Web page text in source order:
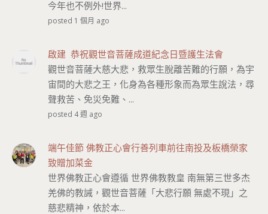
今年也不例外!世界...
posted 1 個月 ago
啟建 恭祝觀世音菩薩成道紀念日暨護生法會
觀世音菩薩大慈大悲，救眾生脫離苦難的行願，為宇
宙間的大悲之王，化身為各種形象而為眾生說法，尋
聲救苦、免災免難、...
posted 4 週 ago
端午佳節 佛教正心會行善列車前往南投及板橋榮家
致贈加菜金
世界佛教正心會遵循 世界佛教教皇 南無第三世多杰
羌佛的教誡，觀世音菩薩「大悲行願 無處不現」之
慈悲精神，依於本...